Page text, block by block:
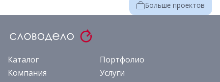
Больше проектов
Каталог
Портфолио
Компания
Услуги